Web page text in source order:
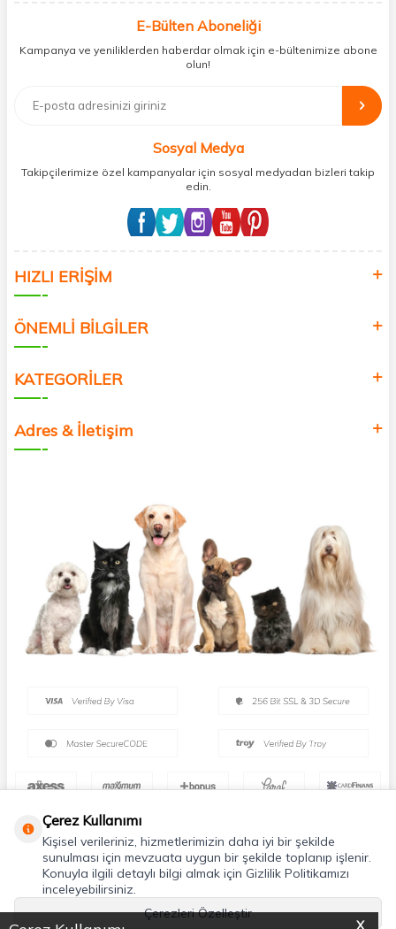
X
mobil şubesi ile tüketicilerine en hızlı ve güvenilir teslimatı garanti
etmektedir. Havale-EFT ve kredi kartı gibi ödeme seçenekleri ile
müşterilerini ödeme hususunda imkan sağlamıştır. Sosyal
sorumluluğu kesinlikle es geçmeyerek, mamaal.com üzerinden satışı
yapılan her ürün için sokak hayvanlarına aylık ve düzenli olarak
bağış işlemi gerçekleştirmektedir.
E-Bülten Aboneliği
Kampanya ve yeniliklerden haberdar olmak için e-bültenimize abone
olun!
Sosyal Medya
Takipçilerimize özel kampanyalar için sosyal medyadan bizleri takip
edin.
HIZLI ERİŞİM
ÖNEMLİ BİLGİLER
KATEGORİLER
Adres & İletişim
Çerez Kullanımı
Kişisel verileriniz, hizmetlerimizin daha iyi bir şekilde
sunulması için mevzuata uygun bir şekilde toplanıp işlenir.
Konuyla ilgili detaylı bilgi almak için Gizlilik Politikamızı
inceleyebilirsiniz.
Çerezleri Özelleştir